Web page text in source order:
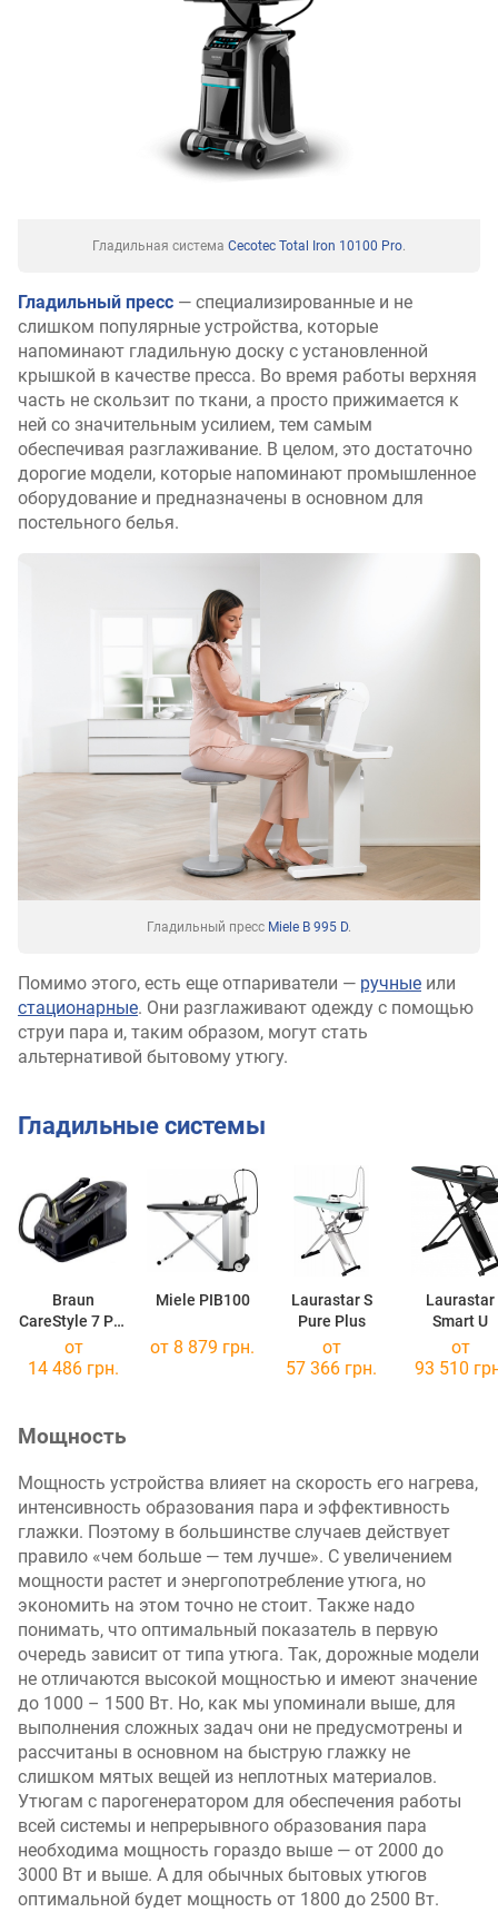
Гладильная система Cecotec Total Iron 10100 Pro.
Гладильный пресс — специализированные и не
слишком популярные устройства, которые
напоминают гладильную доску с установленной
крышкой в качестве пресса. Во время работы верхняя
часть не скользит по ткани, а просто прижимается к
ней со значительным усилием, тем самым
обеспечивая разглаживание. В целом, это достаточно
дорогие модели, которые напоминают промышленное
оборудование и предназначены в основном для
постельного белья.
Гладильный пресс Miele B 995 D.
Помимо этого, есть еще отпариватели — ручные или
стационарные. Они разглаживают одежду с помощью
струи пара и, таким образом, могут стать
альтернативой бытовому утюгу.
Гладильные системы
Braun
CareStyle 7 Pro
IS 7298
Miele PIB100
Laurastar S
Pure Plus
Laurastar
Smart U
от
14 486 грн.
от 8 879 грн.
от
57 366 грн.
от
93 510
Мощность
Мощность устройства влияет на скорость его нагрева,
интенсивность образования пара и эффективность
глажки. Поэтому в большинстве случаев действует
правило «чем больше — тем лучше». С увеличением
мощности растет и энергопотребление утюга, но
экономить на этом точно не стоит. Также надо
понимать, что оптимальный показатель в первую
очередь зависит от типа утюга. Так, дорожные модели
не отличаются высокой мощностью и имеют значение
до 1000 – 1500 Вт. Но, как мы упоминали выше, для
выполнения сложных задач они не предусмотрены и
рассчитаны в основном на быструю глажку не
слишком мятых вещей из неплотных материалов.
Утюгам с парогенератором для обеспечения работы
всей системы и непрерывного образования пара
необходима мощность гораздо выше — от 2000 до
3000 Вт и выше. А для обычных бытовых утюгов
оптимальной будет мощность от 1800 до 2500 Вт.